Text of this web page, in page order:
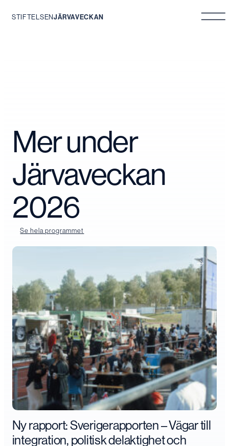
STIFTELSENJÄRVAVECKAN
Mer under
Järvaveckan
2026
Se hela programmet
Ny rapport: Sverigerapporten – Vägar till
integration, politisk delaktighet och